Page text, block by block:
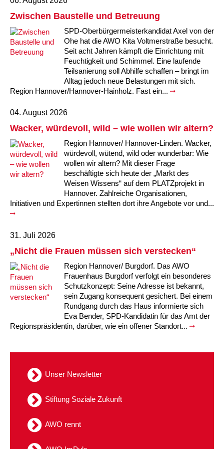
Kindertagesstätte Schneiderberg
Kindertagesstätte Sylter Weg
Kindertagesstätte Tresckowstraße
Kindertagesstätte Voltmerstraße
Kindertagesstätte Wiehbergstraße
Offene Sprach-Sprechstunde
Kindertagesstätte Mühenkamp / Familienzentrum
Kindertagesstätte Petermannstraße /
Familienzentrum
Kindertagesstätte Pfarrlandplatz
Hör- und Sprachheilkindergarten Ratswiese
Kindertagesstätte Rosenbergstraße
Kindertagesstätte Schneiderberg
Kindertagesstätte Schweriner Straße /
Familienzentrum
Kindertagesstätte Sylter Weg
Kindertagesstätte Tresckowstraße
Kindertagesstätte Voltmerstraße
Kindertagesstätte Wiehbergstraße
Zwischen Baustelle und Betreuung
SPD-Oberbürgermeisterkandidat Axel von der
Ohe hat die AWO Kita Voltmerstraße besucht.
Seit acht Jahren kämpft die Einrichtung mit
Feuchtigkeit und Schimmel. Eine laufende
Teilsanierung soll Abhilfe schaffen – bringt im
Alltag jedoch neue Belastungen mit sich.
Region Hannover/Hannover-Hainholz. Fast ein...
04. August 2026
Wacker, würdevoll, wild – wie wollen wir altern?
Region Hannover/ Hannover-Linden. Wacker,
würdevoll, wütend, wild oder wunderbar: Wie
wollen wir altern? Mit dieser Frage
beschäftigte sich heute der „Markt des
Weisen Wissens“ auf dem PLATZprojekt in
Hannover. Zahlreiche Organisationen,
Initiativen und Expertinnen stellten dort ihre Angebote vor und...
31. Juli 2026
„Nicht die Frauen müssen sich verstecken“
Region Hannover/ Burgdorf. Das AWO
Frauenhaus Burgdorf verfolgt ein besonderes
Schutzkonzept: Seine Adresse ist bekannt,
sein Zugang konsequent gesichert. Bei einem
Rundgang durch das Haus informierte sich
Eva Bender, SPD-Kandidatin für das Amt der
Regionspräsidentin, darüber, wie ein offener Standort...
Unser Newsletter
Stiftung Soziale Zukunft
AWO rennt